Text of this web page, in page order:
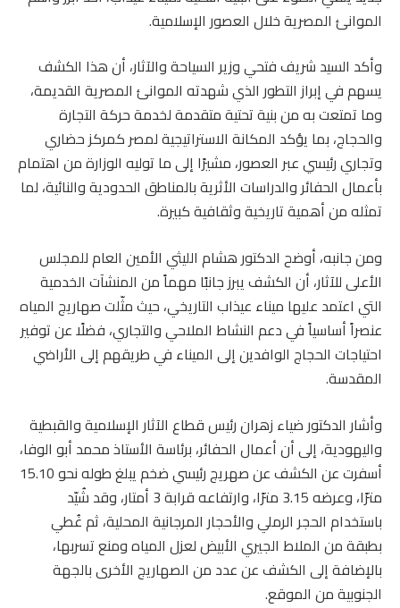
الموانئ المصرية خلال العصور الإسلامية.
وأكد السيد شريف فتحي وزير السياحة والآثار، أن هذا الكشف
يسهم في إبراز التطور الذي شهدته الموانئ المصرية القديمة،
وما تمتعت به من بنية تحتية متقدمة لخدمة حركة التجارة
والحجاج، بما يؤكد المكانة الاستراتيجية لمصر كمركز حضاري
وتجاري رئيسي عبر العصور، مشيرًا إلى ما توليه الوزارة من اهتمام
بأعمال الحفائر والدراسات الأثرية بالمناطق الحدودية والنائية، لما
تمثله من أهمية تاريخية وثقافية كبيرة.
ومن جانبه، أوضح الدكتور هشام الليثي الأمين العام للمجلس
الأعلى للآثار، أن الكشف يبرز جانبًا مهماً من المنشآت الخدمية
التي اعتمد عليها ميناء عيذاب التاريخي، حيث مثّلت صهاريج المياه
عنصراً أساسياً في دعم النشاط الملاحي والتجاري، فضلًا عن توفير
احتياجات الحجاج الوافدين إلى الميناء في طريقهم إلى الأراضي
المقدسة.
وأشار الدكتور ضياء زهران رئيس قطاع الآثار الإسلامية والقبطية
واليهودية، إلى أن أعمال الحفائر، برئاسة الأستاذ محمد أبو الوفا،
أسفرت عن الكشف عن صهريج رئيسي ضخم يبلغ طوله نحو 15.10
مترًا، وعرضه 3.15 مترًا، وارتفاعه قرابة 3 أمتار، وقد شُيّد
باستخدام الحجر الرملي والأحجار المرجانية المحلية، ثم غُطي
بطبقة من الملاط الجيري الأبيض لعزل المياه ومنع تسربها،
بالإضافة إلى الكشف عن عدد من الصهاريج الأخرى بالجهة
الجنوبية من الموقع.